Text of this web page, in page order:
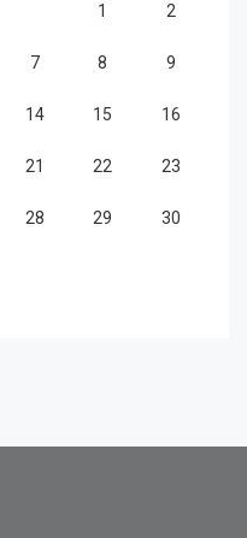
1 2
7 8 9
14 15 16
21 22 23
28 29 30